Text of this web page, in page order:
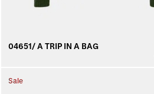
04651/ A TRIP IN A BAG
Sale